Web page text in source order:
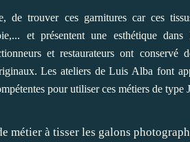
de trouver ces garnitures car ces
et présentent une esthétique
et restaurateurs ont conservé
Les ateliers de Luis Alba font
pour utiliser ces métiers de type